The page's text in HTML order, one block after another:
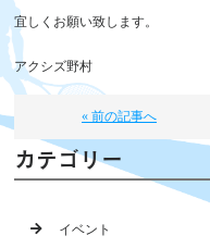
宜しくお願い致します。
アクシズ野村
« 前の記事へ
カテゴリー
イベント